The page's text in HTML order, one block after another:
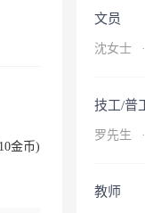
金币)
文员
沈女士 ·
技工/普
罗先生 ·
教师